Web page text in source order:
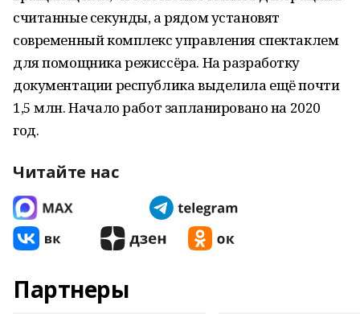
считанные секунды, а рядом установят
современный комплекс управления спектаклем
для помощника режиссёра. На разработку
документации республика выделила ещё почти
1,5 млн. Начало работ запланировано на 2020
год.
Читайте нас
Партнеры